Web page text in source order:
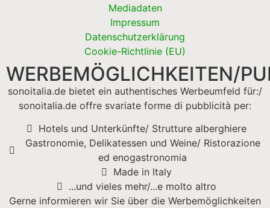
Mediadaten
Impressum
Datenschutzerklärung
Cookie-Richtlinie (EU)
WERBEMÖGLICHKEITEN/
sonoitalia.de bietet ein authentisches Werbeumfeld für:/
sonoitalia.de offre svariate forme di pubblicità per:
Hotels und Unterkünfte/ Strutture alberghiere
Gastronomie, Delikatessen und Weine/ Ristorazione
ed enogastronomia
Made in Italy
...und vieles mehr/...e molto altro
Gerne informieren wir Sie über die Werbemöglichkeiten